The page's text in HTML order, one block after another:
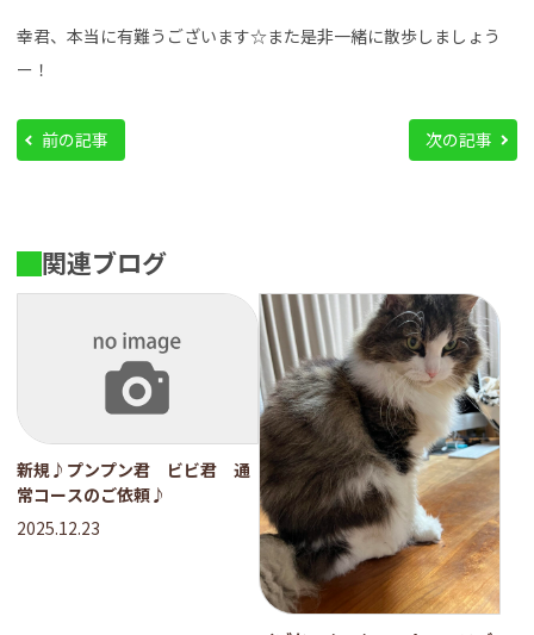
幸君、本当に有難うございます☆また是非一緒に散歩しましょう
ー！
前の記事 次の記事
関連ブログ
新規♪プンプン君 ビビ君 通
常コースのご依頼♪
2025.12.23